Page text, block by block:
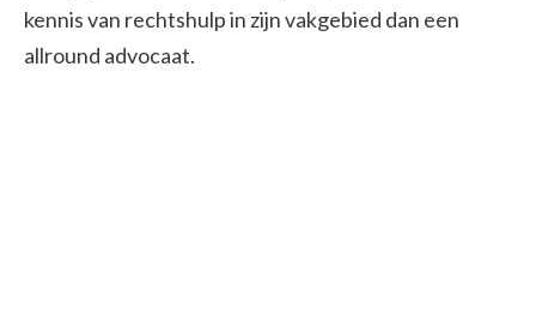
kennis van rechtshulp in zijn vakgebied dan een
allround advocaat.